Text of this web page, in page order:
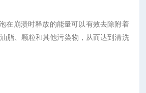
崩溃时释放的能量可以有效去除附着
脂、颗粒和其他污染物，从而达到清洗